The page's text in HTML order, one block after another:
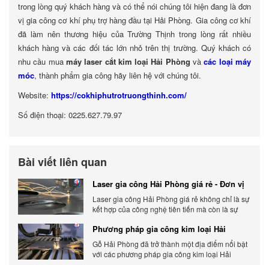
trong lòng quý khách hàng và có thể nói chúng tôi hiện đang là đơn
vị gia công cơ khí phụ trợ hàng đầu tại Hải Phòng. Gia công cơ khí
đã làm nên thương hiệu của Trường Thịnh trong lòng rất nhiều
khách hàng và các đối tác lớn nhỏ trên thị trường. Quý khách có
nhu cầu mua máy laser cắt kim loại Hải Phòngvà các loại máy
móc, thành phẩm gia công hãy liên hệ với chúng tôi.
Website: https://cokhiphutrotruongthinh.com/
Số điện thoại: 0225.627.79.97
Bài viết liên quan
Laser gia công Hải Phòng giá rẻ - Đơn vị
gia công báo giá chính xác
Laser gia công Hải Phòng giá rẻ không chỉ là sự
kết hợp của công nghệ tiên tiến mà còn là sự
khách hàng. Xem ngay nhé.
Phương pháp gia công kim loại Hải
Phòng phổ biến hiện nay
Gỗ Hải Phòng đã trở thành một địa điểm nổi bật
với các phương pháp gia công kim loại Hải